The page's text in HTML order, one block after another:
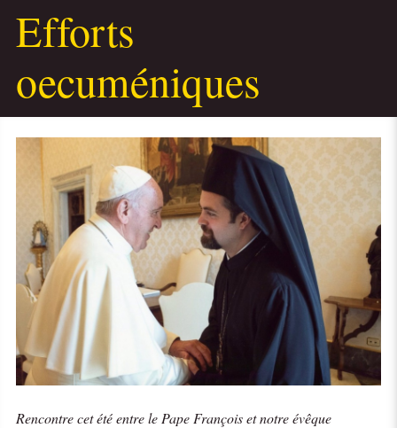
Efforts
oecuméniques
Rencontre cet été entre le Pape François et notre évêque